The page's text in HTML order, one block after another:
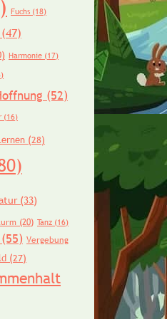
Fuchs (18)
(47)
Harmonie (17)
(52)
(16)
(28)
(33)
(20) Tanz (16)
(55) Vergebung
(27)